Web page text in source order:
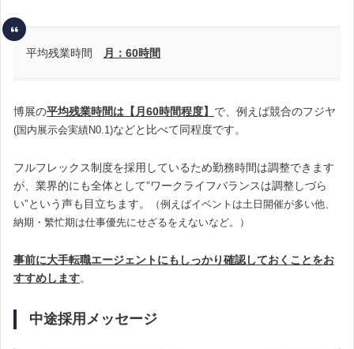
平均残業時間 月：60時間
博展の平均残業時間は【月60時間程度】 で、例えば競合のフジヤ
(国内展示会実績N0.1)などと比べて同程度です。
フルフレックス制度を採用しているため勤務時間は調整できます
が、業界的にも全体として”ワークライフバランスは調整しづら
い”という声も目立ちます。
（例えばイベントは土日開催が多い他、
納期・繁忙期は仕事優先にせざるをえないなど。）
事前に大手転職エージェントにもしっかり確認しておくことをお
すすめします。
中途採用メッセージ